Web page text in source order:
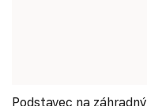
Podstavec na záhradný